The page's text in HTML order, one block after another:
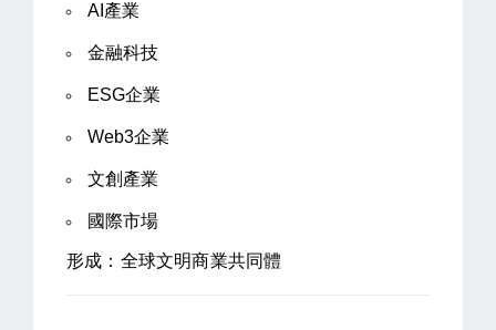
AI產業
金融科技
ESG企業
Web3企業
文創產業
國際市場
形成： 全球文明商業共同體